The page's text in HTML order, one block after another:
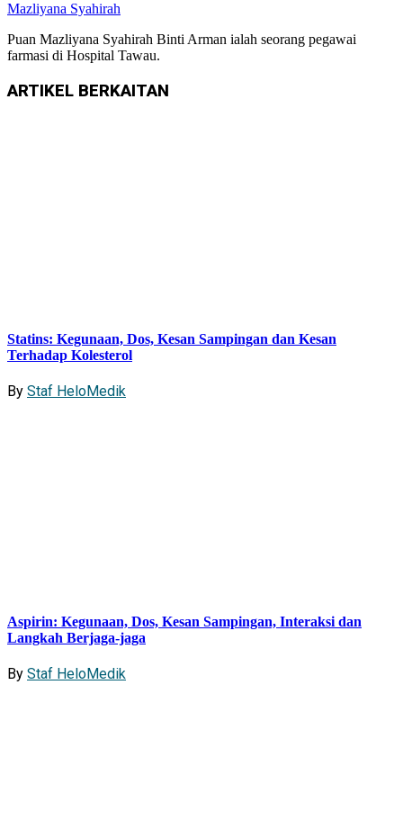
Mazliyana Syahirah
Puan Mazliyana Syahirah Binti Arman ialah seorang pegawai
farmasi di Hospital Tawau.
ARTIKEL BERKAITAN
Statins: Kegunaan, Dos, Kesan Sampingan dan Kesan
Terhadap Kolesterol
By Staf HeloMedik
Aspirin: Kegunaan, Dos, Kesan Sampingan, Interaksi dan
Langkah Berjaga-jaga
By Staf HeloMedik